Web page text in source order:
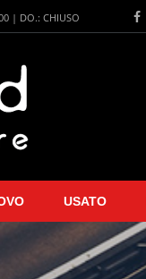
| DO.: CHIUSO
USATO